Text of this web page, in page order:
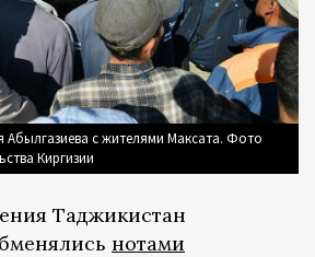
Абылгазиева с жителями Максата. Фото
Киргизии
Таджикистан
нотами